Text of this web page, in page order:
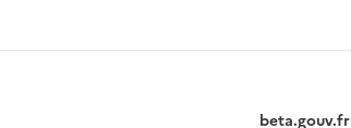
beta.gouv.fr